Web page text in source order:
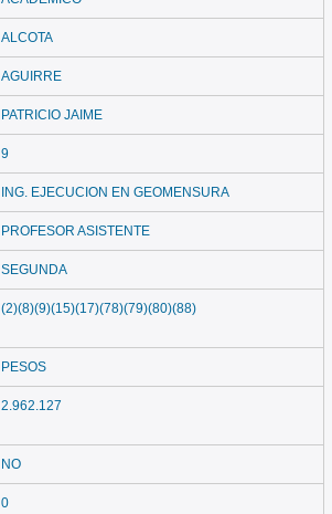
ALCOTA
AGUIRRE
PATRICIO JAIME
9
ING. EJECUCION EN GEOMENSURA
PROFESOR ASISTENTE
SEGUNDA
(2)(8)(9)(15)(17)(78)(79)(80)(88)
PESOS
2.962.127
NO
0